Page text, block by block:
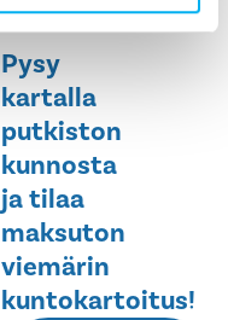
elinikää.
Pysy
kartalla
putkiston
kunnosta
ja tilaa
maksuton
viemärin
kuntokartoitus!